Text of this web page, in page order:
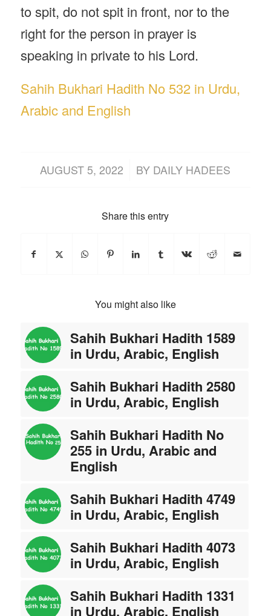
to spit, do not spit in front, nor to the
right for the person in prayer is
speaking in private to his Lord.
Sahih Bukhari Hadith No 532 in Urdu,
Arabic and English
AUGUST 5, 2022
/ BY DAILY HADEES
Share this entry
You might also like
Sahih Bukhari Hadith 1589
in Urdu, Arabic, English
Sahih Bukhari Hadith 2580
in Urdu, Arabic, English
Sahih Bukhari Hadith No
255 in Urdu, Arabic and
English
Sahih Bukhari Hadith 4749
in Urdu, Arabic, English
Sahih Bukhari Hadith 4073
in Urdu, Arabic, English
Sahih Bukhari Hadith 1331
in Urdu, Arabic, English